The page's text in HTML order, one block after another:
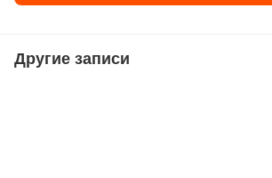
Другие записи